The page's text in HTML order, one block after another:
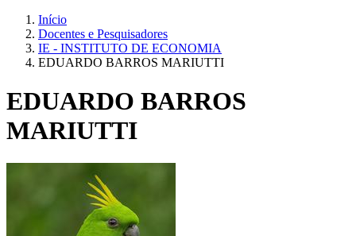
Início
Docentes e Pesquisadores
IE - INSTITUTO DE ECONOMIA
EDUARDO BARROS MARIUTTI
EDUARDO BARROS
MARIUTTI